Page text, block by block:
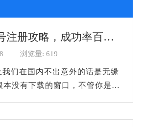
facebook账号注册攻略，成功率百分之百！
浏览量: 619
我们在国内不出意外的话是无缘
本没有下载的窗口，不管你是在